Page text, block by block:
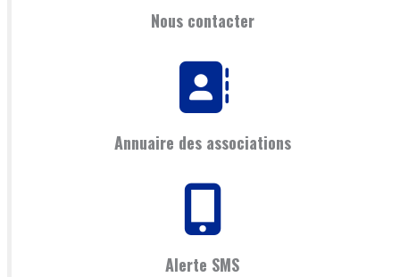
Nous contacter
Annuaire des associations
Alerte SMS